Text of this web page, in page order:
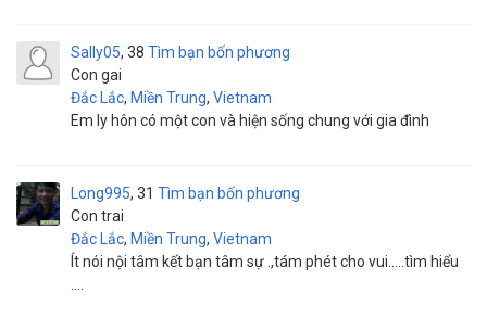
Sally05
Con gai
38
Đắc Lắc, Miền Trung, Vietnam
Tìm bạn bốn phương
Em ly hôn có một con và hiện sống chung với gia đình
Long995
Con trai
31
Đắc Lắc, Miền Trung, Vietnam
Tìm bạn bốn phương
Ít nói nội tâm kết bạn tâm sự .,tám phét cho vui.....tìm hiểu